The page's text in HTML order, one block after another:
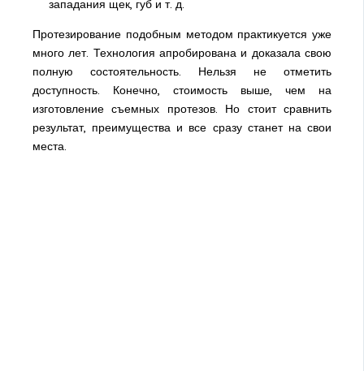
западания щек, губ и т. д.
Протезирование подобным методом практикуется уже
много лет. Технология апробирована и доказала свою
полную состоятельность. Нельзя не отметить
доступность. Конечно, стоимость выше, чем на
изготовление съемных протезов. Но стоит сравнить
результат, преимущества и все сразу станет на свои
места.